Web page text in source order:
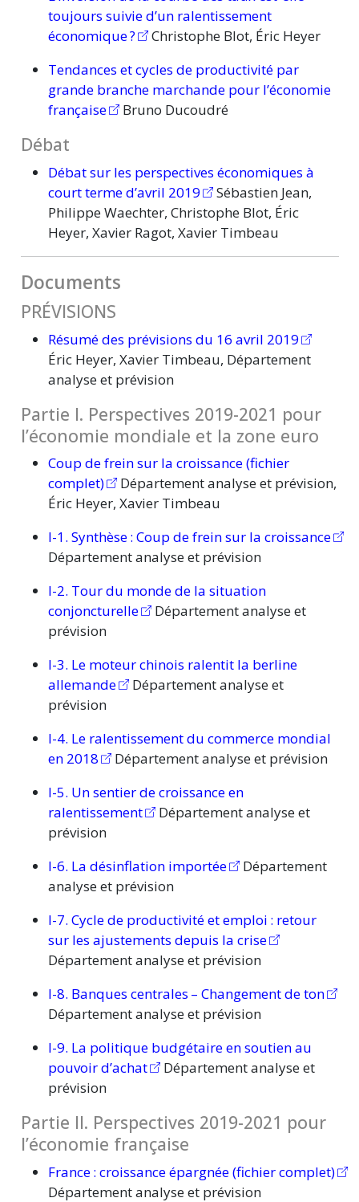
toujours suivie d’un ralentissement
économique ?
Christophe Blot, Éric Heyer
Tendances et cycles de productivité par
grande branche marchande pour l’économie
française
Bruno Ducoudré
Débat
Débat sur les perspectives économiques à
court terme d’avril 2019
Sébastien Jean,
Philippe Waechter, Christophe Blot, Éric
Heyer, Xavier Ragot, Xavier Timbeau
Documents
PRÉVISIONS
Résumé des prévisions du 16 avril 2019
Éric Heyer, Xavier Timbeau, Département
analyse et prévision
Partie I. Perspectives 2019-2021 pour
l’économie mondiale et la zone euro
Coup de frein sur la croissance (fichier
complet)
Département analyse et prévision,
Éric Heyer, Xavier Timbeau
I-1. Synthèse : Coup de frein sur la croissance
Département analyse et prévision
I-2. Tour du monde de la situation
conjoncturelle
Département analyse et
prévision
I-3. Le moteur chinois ralentit la berline
allemande
Département analyse et
prévision
I-4. Le ralentissement du commerce mondial
en 2018
Département analyse et prévision
I-5. Un sentier de croissance en
ralentissement
Département analyse et
prévision
I-6. La désinflation importée
Département
analyse et prévision
I-7. Cycle de productivité etemploi : retour
sur les ajustements depuis la crise
Département analyse et prévision
I-8. Banques centrales – Changement de ton
Département analyse et prévision
I-9. La politique budgétaire en soutien au
pouvoir d’achat
Département analyse et
prévision
Partie II. Perspectives 2019-2021 pour
l’économie française
France : croissance épargnée (fichier complet)
Département analyse et prévision